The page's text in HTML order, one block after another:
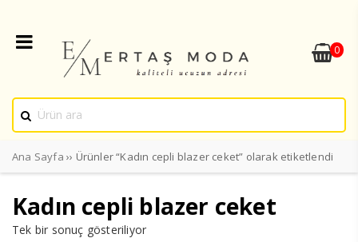
0
Ana Sayfa ›› Ürünler “Kadın cepli blazer ceket” olarak etiketlendi
Kadın cepli blazer ceket
Tek bir sonuç gösteriliyor